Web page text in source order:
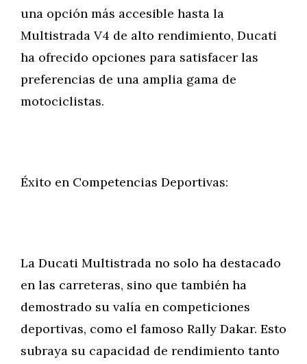
una opción más accesible hasta la
Multistrada V4 de alto rendimiento, Ducati
ha ofrecido opciones para satisfacer las
preferencias de una amplia gama de
motociclistas.
Éxito en Competencias Deportivas:
La Ducati Multistrada no solo ha destacado
en las carreteras, sino que también ha
demostrado su valía en competiciones
deportivas, como el famoso Rally Dakar. Esto
subraya su capacidad de rendimiento tanto